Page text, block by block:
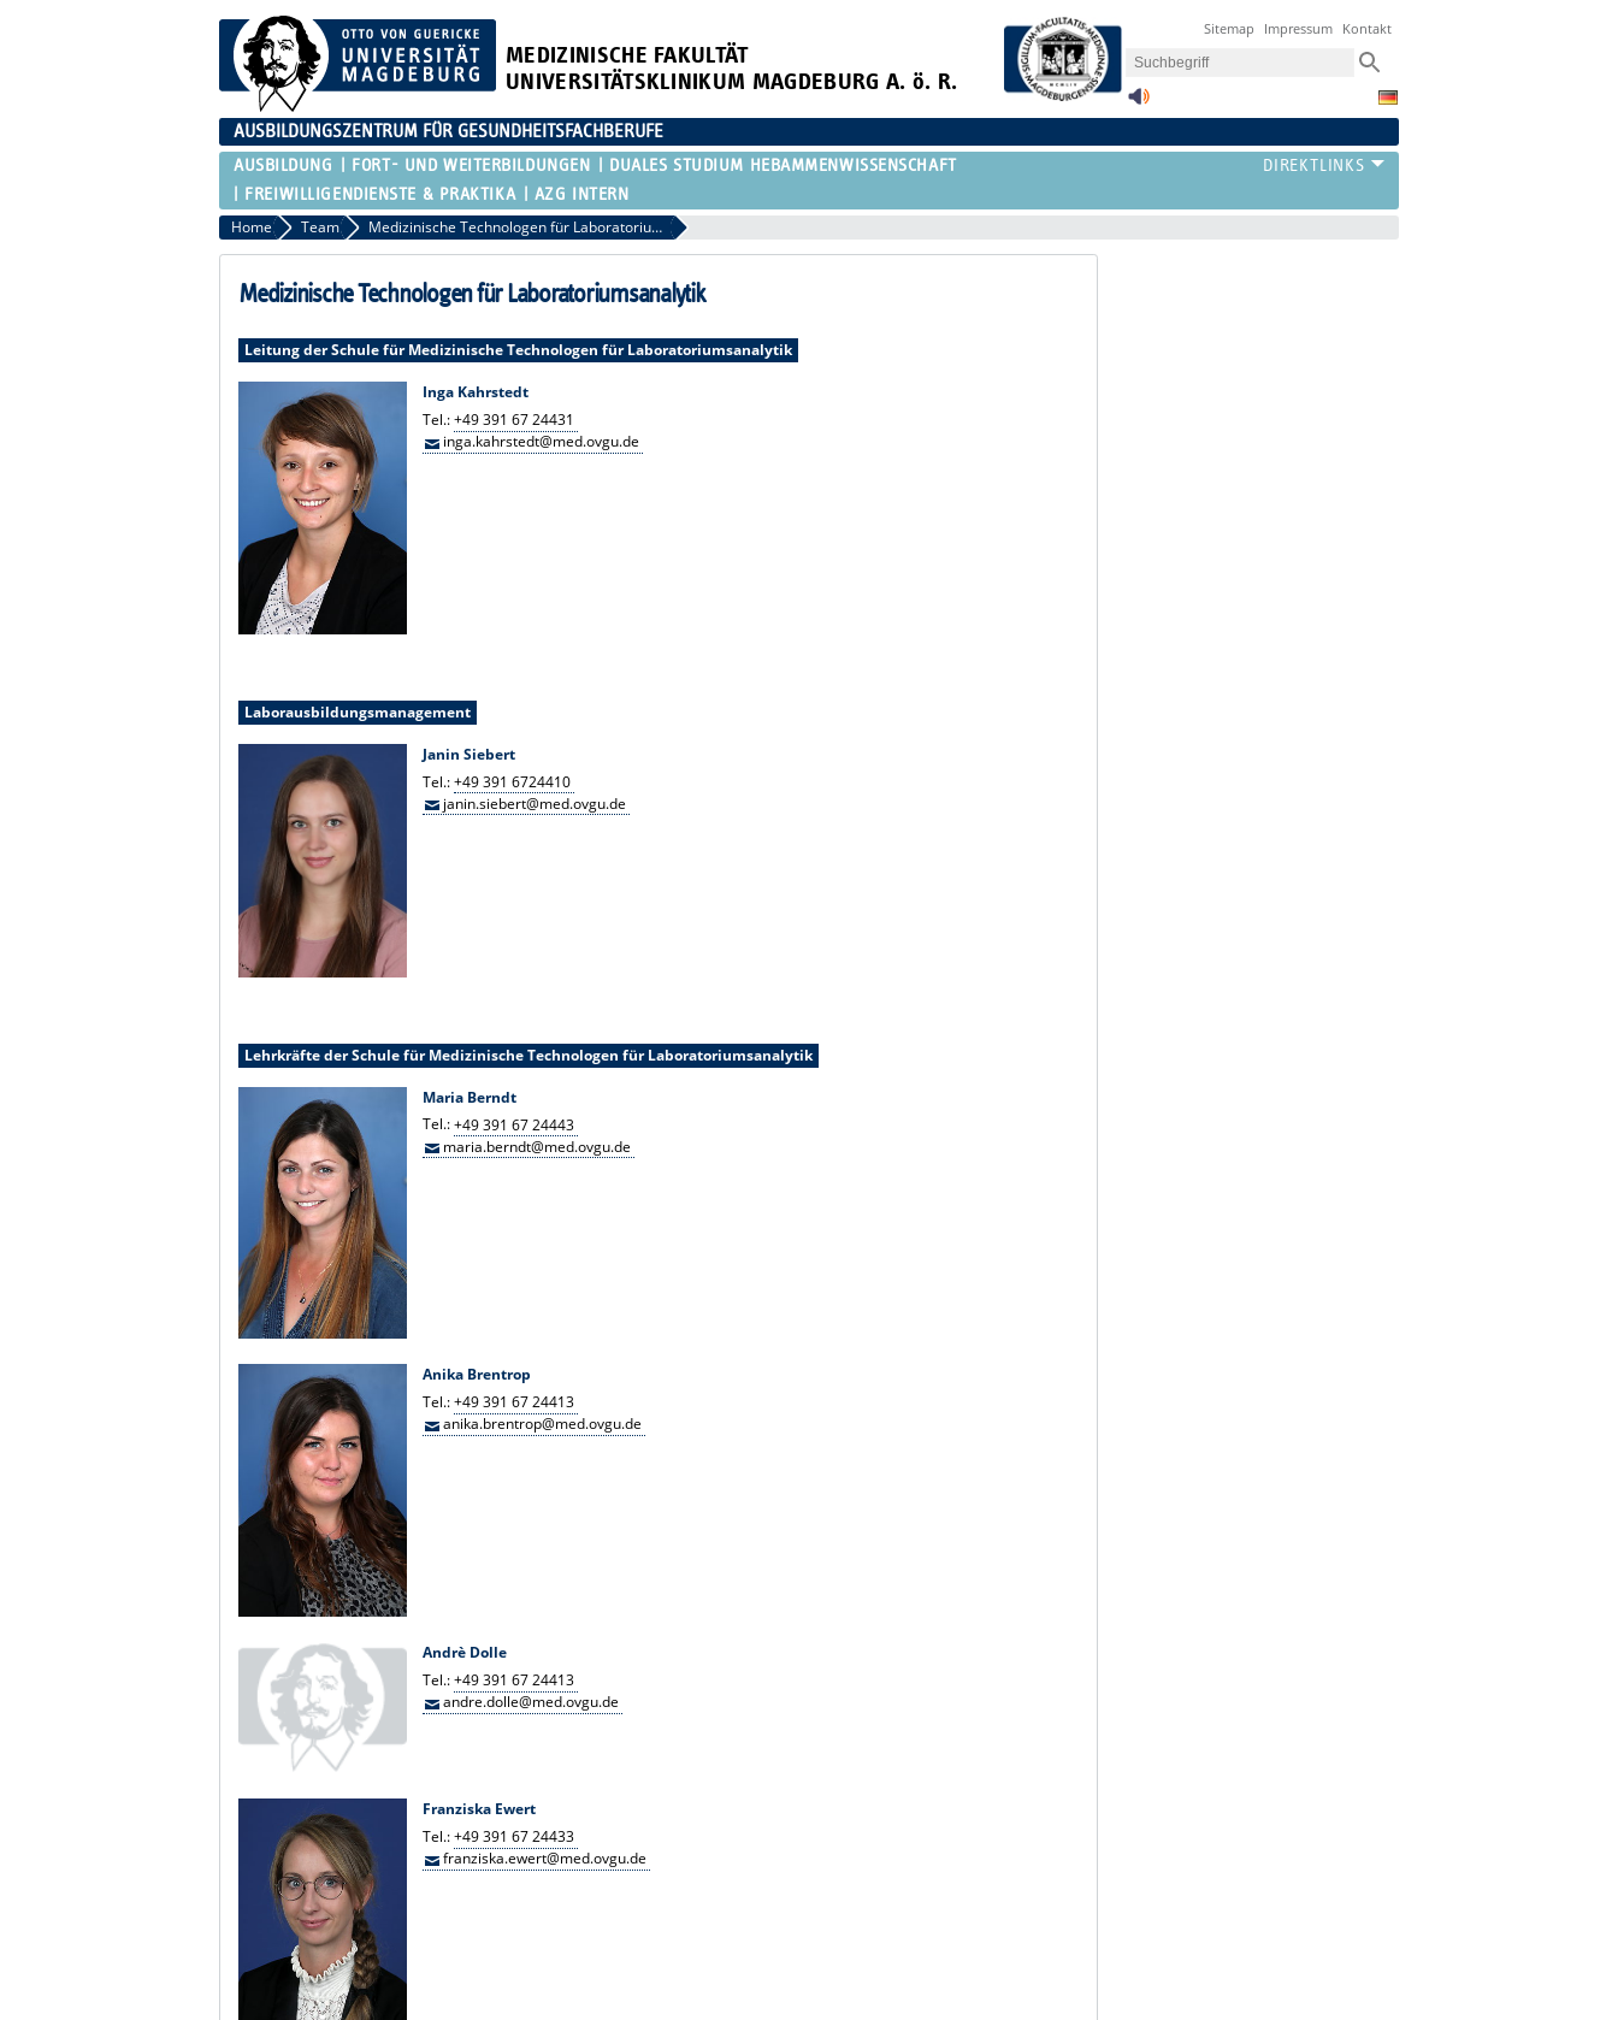
MEDIZINISCHE FAKULTÄT
UNIVERSITÄTSKLINIKUM MAGDEBURG A. ö. R.
Sitemap Impressum Kontakt
AUSBILDUNGSZENTRUM FÜR GESUNDHEITSFACHBERUFE
AUSBILDUNG FORT- UND WEITERBILDUNGEN
DUALES STUDIUM HEBAMMENWISSENSCHAFT
FREIWILLIGENDIENSTE & PRAKTIKA
AZG INTERN
Home Team Medizinische Technologen für Laboratoriumsanalytik
Medizinische Technologen für Laboratoriumsanalytik
Leitung der Schule für Medizinische Technologen für Laboratoriumsanalytik
Inga Kahrstedt
Tel.:+49 391 67 24431
inga.kahrstedt@med.ovgu.de
Laborausbildungsmanagement
Janin Siebert
Tel.:+49 391 6724410
janin.siebert@med.ovgu.de
Lehrkräfte der Schule für Medizinische Technologen für Laboratoriumsanalytik
Maria Berndt
Tel.:+49 391 67 24443
maria.berndt@med.ovgu.de
Anika Brentrop
Tel.:+49 391 67 24413
anika.brentrop@med.ovgu.de
Andrè Dolle
Tel.:+49 391 67 24413
andre.dolle@med.ovgu.de
Franziska Ewert
Tel.:+49 391 67 24433
franziska.ewert@med.ovgu.de